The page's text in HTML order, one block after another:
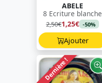
ABELE
8 Ecriture blanche
2,50€1,25€ -50%
Ajouter
Dernière !